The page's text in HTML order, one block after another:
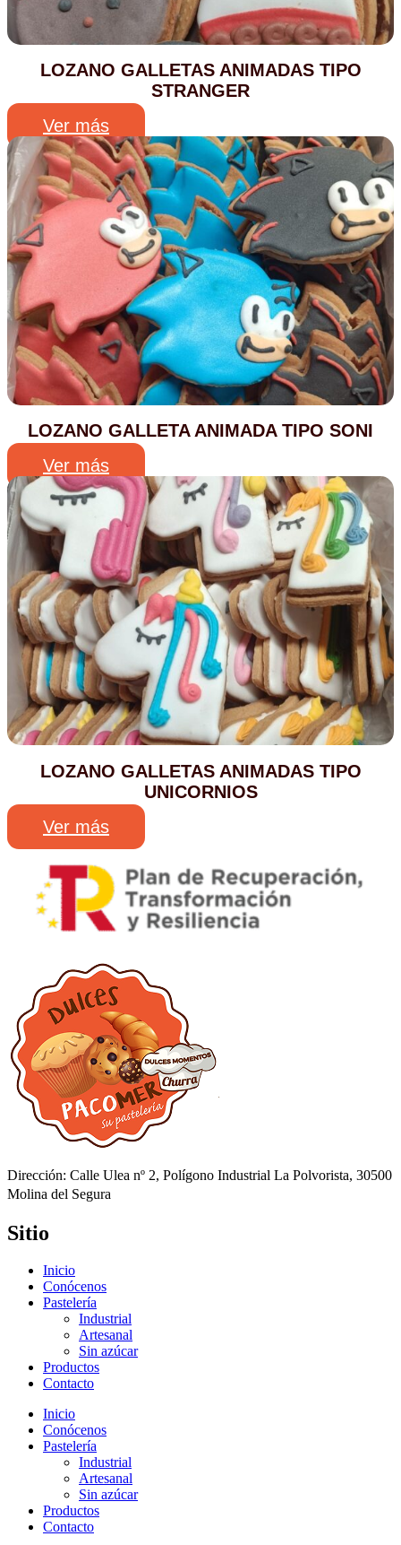
LOZANO GALLETAS ANIMADAS TIPO
STRANGER
Ver más
LOZANO GALLETA ANIMADA TIPO SONI
Ver más
LOZANO GALLETAS ANIMADAS TIPO
UNICORNIOS
Ver más
Dirección: Calle Ulea nº 2, Polígono Industrial La Polvorista, 30500
Molina del Segura
Sitio
Inicio
Conócenos
Pastelería
Industrial
Artesanal
Sin azúcar
Productos
Contacto
Inicio
Conócenos
Pastelería
Industrial
Artesanal
Sin azúcar
Productos
Contacto